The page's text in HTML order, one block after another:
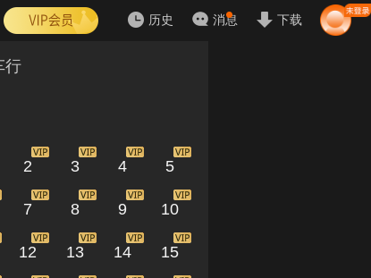
历史 消息 下载
行
2 3 4 5
7 8 9 10
12 13 14 15